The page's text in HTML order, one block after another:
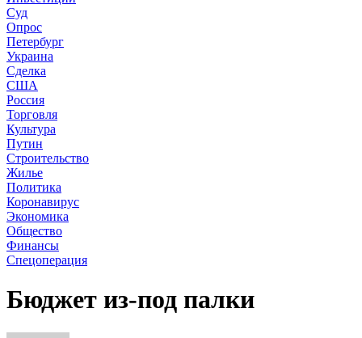
Суд
Опрос
Петербург
Украина
Сделка
США
Россия
Торговля
Культура
Путин
Строительство
Жилье
Политика
Коронавирус
Экономика
Общество
Финансы
Спецоперация
Бюджет из-под палки